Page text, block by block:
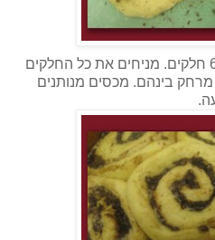
מגלגלים את הבצק וחותכים ל-6 חלקים. מניחים את כל החלקים
בינהם. מכסים מנותנים